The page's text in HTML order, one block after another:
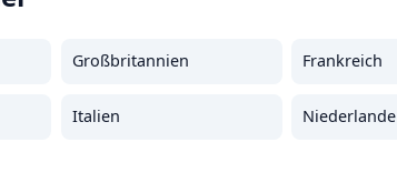
Großbritannien Frankreich
Italien Niederlande